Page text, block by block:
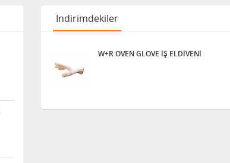
İndirimdekiler
W+R OVEN GLOVE İŞ ELDİVENİ